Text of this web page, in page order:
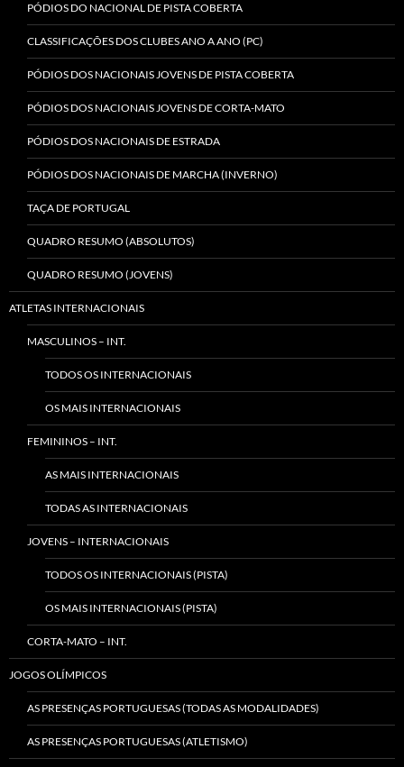
PÓDIOS DO NACIONAL DE PISTA COBERTA
CLASSIFICAÇÕES DOS CLUBES ANO A ANO (PC)
PÓDIOS DOS NACIONAIS JOVENS DE PISTA COBERTA
PÓDIOS DOS NACIONAIS JOVENS DE CORTA-MATO
PÓDIOS DOS NACIONAIS DE ESTRADA
PÓDIOS DOS NACIONAIS DE MARCHA (INVERNO)
TAÇA DE PORTUGAL
QUADRO RESUMO (ABSOLUTOS)
QUADRO RESUMO (JOVENS)
ATLETAS INTERNACIONAIS
MASCULINOS – INT.
TODOS OS INTERNACIONAIS
OS MAIS INTERNACIONAIS
FEMININOS – INT.
AS MAIS INTERNACIONAIS
TODAS AS INTERNACIONAIS
JOVENS – INTERNACIONAIS
TODOS OS INTERNACIONAIS (PISTA)
OS MAIS INTERNACIONAIS (PISTA)
CORTA-MATO – INT.
JOGOS OLÍMPICOS
AS PRESENÇAS PORTUGUESAS (TODAS AS MODALIDADES)
AS PRESENÇAS PORTUGUESAS (ATLETISMO)